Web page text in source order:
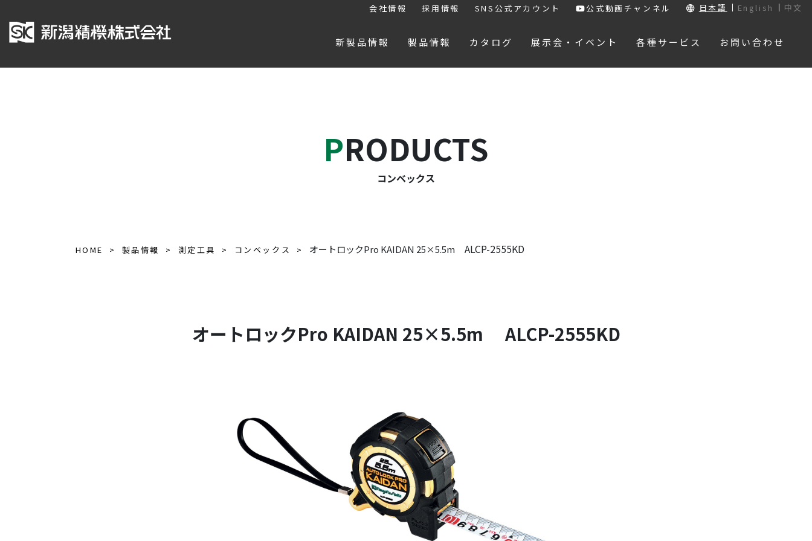
会社情報 採用情報 SNS公式アカウント 公式動画チャンネル 日本語 English 中文
新製品情報 製品情報 カタログ 展示会・イベント 各種サービス お問い合わせ
PRODUCTS
コンベックス
HOME 製品情報 測定工具 コンベックス オートロックPro KAIDAN 25×5.5m ALCP-2555KD
オートロックPro KAIDAN 25×5.5m ALCP-2555KD